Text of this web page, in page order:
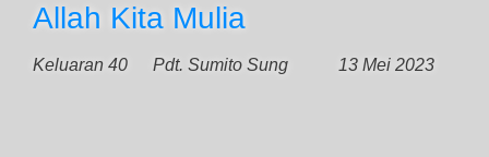
Allah Kita Mulia
Keluaran 40 13 Mei 2023
Pdt. Sumito Sung